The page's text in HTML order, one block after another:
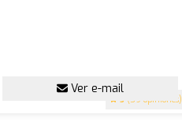
5 (59 opiniones)
Ver e-mail